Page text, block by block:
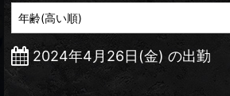
2024年4月26日(金) の出勤